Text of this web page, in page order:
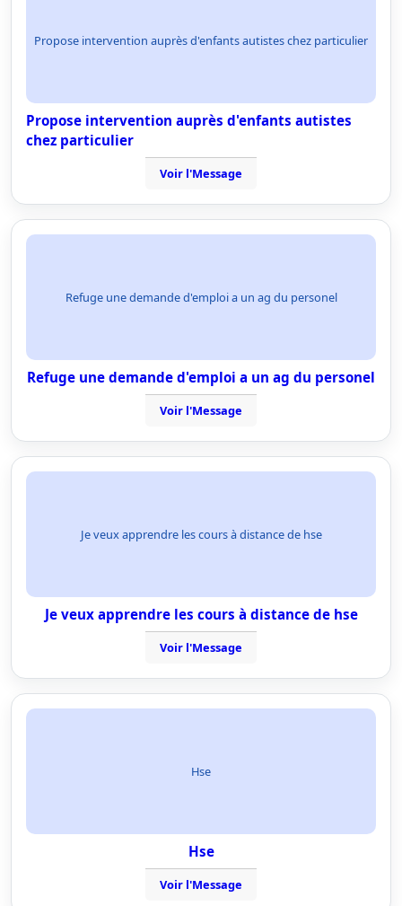
Propose intervention auprès d'enfants autistes chez particulier
Propose intervention auprès d'enfants autistes
chez particulier
Voir l'Message
Refuge une demande d'emploi a un ag du personel
Refuge une demande d'emploi a un ag du personel
Voir l'Message
Je veux apprendre les cours à distance de hse
Je veux apprendre les cours à distance de hse
Voir l'Message
Hse
Hse
Voir l'Message